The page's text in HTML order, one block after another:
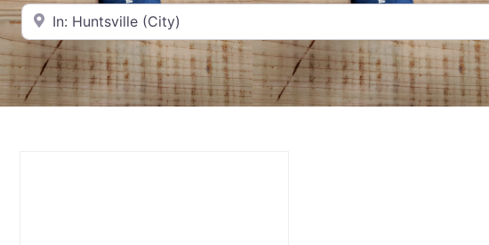
A proximité de